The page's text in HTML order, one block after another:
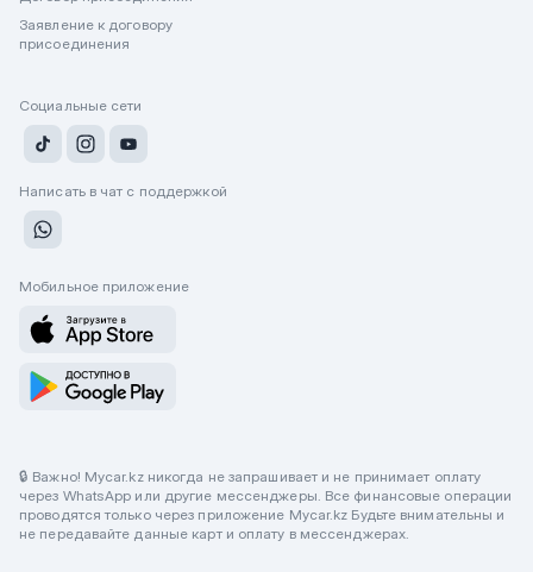
Заявление к договору
присоединения
Социальные сети
Написать в чат с поддержкой
Мобильное приложение
🔒 Важно! Mycar.kz никогда не запрашивает и не принимает оплату
через WhatsApp или другие мессенджеры. Все финансовые операции
проводятся только через приложение Mycar.kz Будьте внимательны и
не передавайте данные карт и оплату в мессенджерах.